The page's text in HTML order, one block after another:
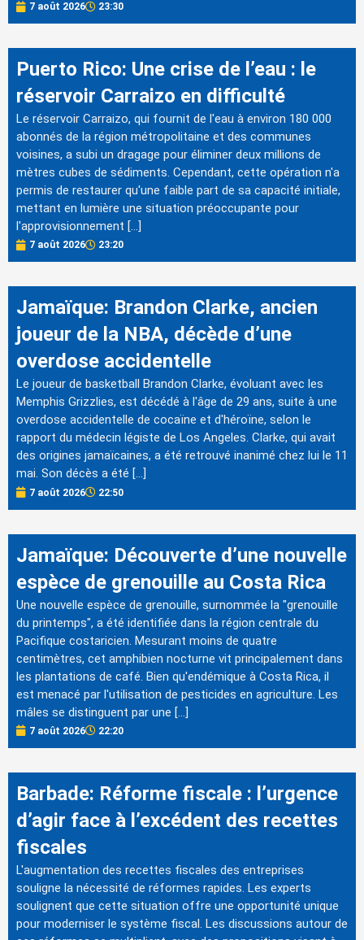
7 août 2026 23:30
Puerto Rico: Une crise de l’eau : le
réservoir Carraizo en difficulté
Le réservoir Carraizo, qui fournit de l'eau à environ 180 000
abonnés de la région métropolitaine et des communes
voisines, a subi un dragage pour éliminer deux millions de
mètres cubes de sédiments. Cependant, cette opération n'a
permis de restaurer qu'une faible part de sa capacité initiale,
mettant en lumière une situation préoccupante pour
l'approvisionnement […]
7 août 2026 23:20
Jamaïque: Brandon Clarke, ancien
joueur de la NBA, décède d’une
overdose accidentelle
Le joueur de basketball Brandon Clarke, évoluant avec les
Memphis Grizzlies, est décédé à l'âge de 29 ans, suite à une
overdose accidentelle de cocaïne et d'héroïne, selon le
rapport du médecin légiste de Los Angeles. Clarke, qui avait
des origines jamaïcaines, a été retrouvé inanimé chez lui le 11
mai. Son décès a été […]
7 août 2026 22:50
Jamaïque: Découverte d’une nouvelle
espèce de grenouille au Costa Rica
Une nouvelle espèce de grenouille, surnommée la "grenouille
du printemps", a été identifiée dans la région centrale du
Pacifique costaricien. Mesurant moins de quatre
centimètres, cet amphibien nocturne vit principalement dans
les plantations de café. Bien qu'endémique à Costa Rica, il
est menacé par l'utilisation de pesticides en agriculture. Les
mâles se distinguent par une […]
7 août 2026 22:20
Barbade: Réforme fiscale : l’urgence
d’agir face à l’excédent des recettes
fiscales
L'augmentation des recettes fiscales des entreprises
souligne la nécessité de réformes rapides. Les experts
soulignent que cette situation offre une opportunité unique
pour moderniser le système fiscal. Les discussions autour de